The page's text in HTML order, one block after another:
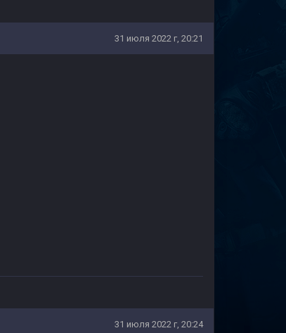
31 июля 2022 г, 20:21
31 июля 2022 г, 20:24